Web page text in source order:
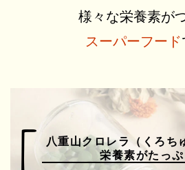
様々な栄養素が
スーパーフード
八重山クロレラ（くろち
栄養素がたっ